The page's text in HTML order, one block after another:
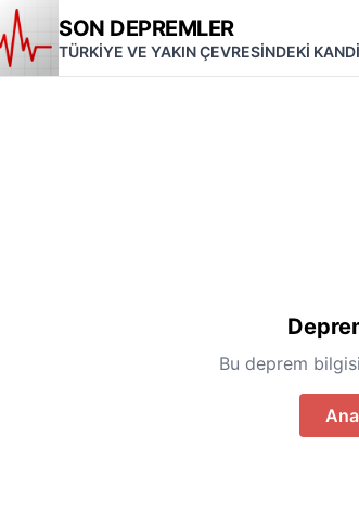
SON DEPREMLER
TÜRKİYE VE YAKIN ÇEVRESİNDEKİ
Bu deprem